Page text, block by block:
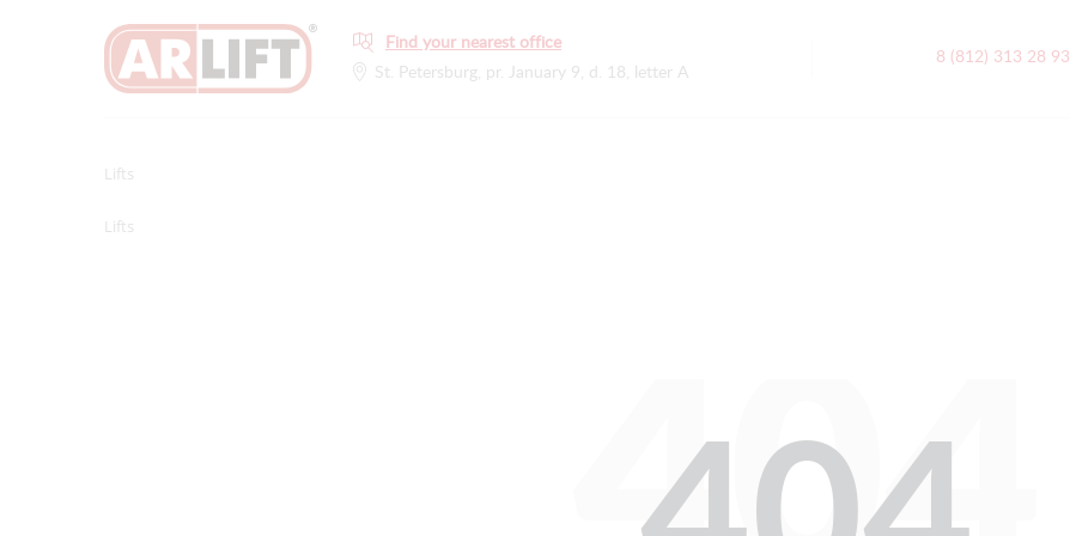
Find your nearest office
St. Petersburg, pr. January 9, d. 18, letter A
8 (812) 313 28 93
Lifts
Lifts